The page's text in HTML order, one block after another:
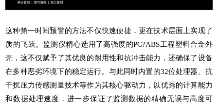
这种第一时间预警的方法不仅快速便捷，更在技术层面上实现了
质的飞跃。监测仪精心选用了高强度的PC?ABS工程塑料合金外
壳，这不仅赋予了其优良的耐用性和抗冲击能力，还确保了设备
在多种恶劣环境下的稳定运行。与此同时内置的32位处理器、抗
干扰压力传感测量技术等作为其核心驱动力，以优秀的计算能力
和数据处理速度，进一步保证了监测数据的精确无误与高度可